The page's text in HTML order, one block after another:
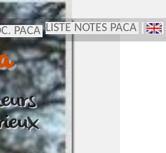
PACA LISTE NOTES PACA